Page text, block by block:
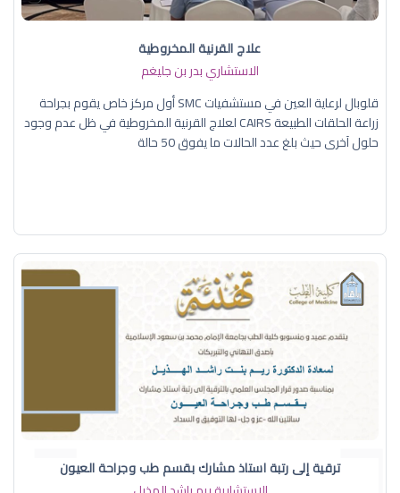
علاج القرنية المخروطية
الاستشاري بدر بن جليغم
قلوبال لرعاية العين في مستشفيات SMC أول مركز خاص يقوم بجراحة
زراعة الحلقات الطبيعة CAIRS لعلاج القرنية المخروطية في ظل عدم وجود
حلول آخرى حيث بلغ عدد الحالات ما يفوق 50 حالة
ترقية إلى رتبة استاذ مشارك بقسم طب وجراحة العيون